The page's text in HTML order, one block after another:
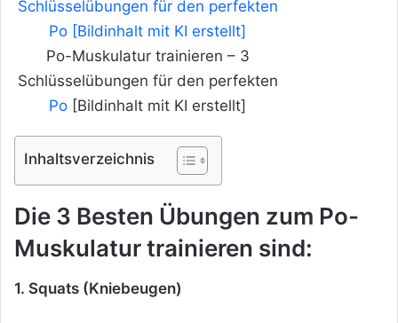
Po-Muskulatur trainieren – 3
Schlüsselübungen für den perfekten
Po [Bildinhalt mit KI erstellt]
Inhaltsverzeichnis
Die 3 Besten Übungen zum Po-
Muskulatur trainieren sind:
1. Squats (Kniebeugen)